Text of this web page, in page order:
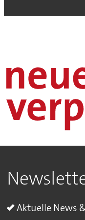
Aktuelle News